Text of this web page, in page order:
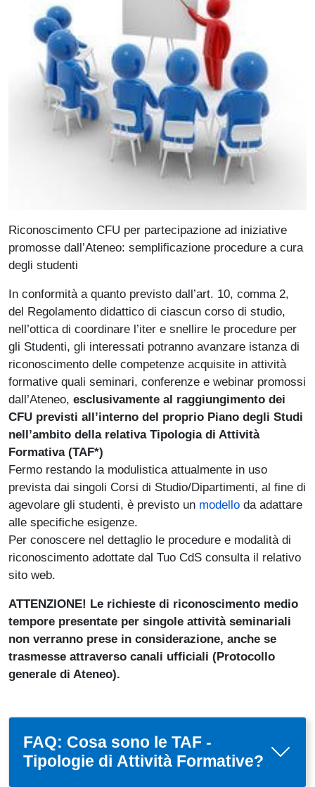
Riconoscimento CFU per partecipazione ad iniziative
promosse dall’Ateneo: semplificazione procedure a cura
degli studenti
In conformità a quanto previsto dall’art. 10, comma 2,
del Regolamento didattico di ciascun corso di studio,
nell’ottica di coordinare l’iter e snellire le procedure per
gli Studenti, gli interessati potranno avanzare istanza di
riconoscimento delle competenze acquisite in attività
formative quali seminari, conferenze e webinar promossi
dall’Ateneo, esclusivamente al raggiungimento dei
CFU previsti all’interno del proprio Piano degli Studi
nell’ambito della relativa Tipologia di Attività
Formativa (TAF*)
Fermo restando la modulistica attualmente in uso
prevista dai singoli Corsi di Studio/Dipartimenti, al fine di
agevolare gli studenti, è previsto un modello da adattare
alle specifiche esigenze.
Per conoscere nel dettaglio le procedure e modalità di
riconoscimento adottate dal Tuo CdS consulta il relativo
sito web.
ATTENZIONE! Le richieste di riconoscimento medio
tempore presentate per singole attività seminariali
non verranno prese in considerazione, anche se
trasmesse attraverso canali ufficiali (Protocollo
generale di Ateneo).
FAQ: Cosa sono le TAF -
Tipologie di Attività Formative?